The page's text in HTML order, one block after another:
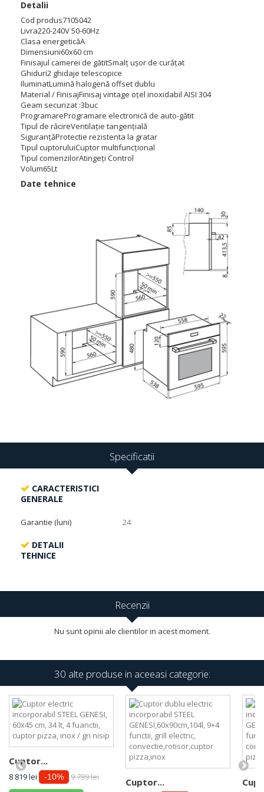
Detalii
Cod produs7105042
Livra220-240V 50-60Hz
Clasa energeticăA
Dimensiuni60x60 cm
Finisajul camerei de gătitSmalț ușor de curățat
Ghiduri2 ghidaje telescopice
IluminatLumină halogenă offset dublu
Material / FinisajFinisaj vintage oțel inoxidabil AISI 304
Geam securizat :3buc
ProgramareProgramare electronică de auto-gătit
Tipul de răcireVentilație tangențială
SiguranțăProtectie rezistenta la gratar
Tipul cuptoruluiCuptor multifuncțional
Tipul comenzilorAtingeți Control
Volum65Lt
Date tehnice
Specificatii
CARACTERISTICI
GENERALE
Garantie (luni) 24
DETALII
TEHNICE
Recenzii
Nu sunt opinii ale clientilor in acest moment.
30 alte produse in aceeasi categorie:
Cuptor...
8 819 lei -10% 9 799 lei Cuptor...